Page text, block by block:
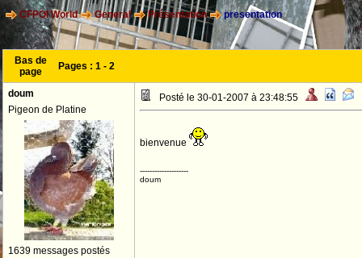
CFPOI World General Présentation presentation
Bas de
page
Pages : 1 - 2
doum
Pigeon de Platine
1639 messages postés
Posté le 30-01-2007 à 23:48:55
bienvenue
--------------------
doum